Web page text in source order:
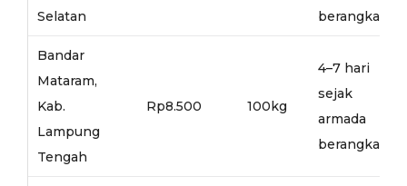
Selatan
berangkat
Bandar
Mataram,
Kab.
Lampung
Tengah
Rp8.500 100kg
4–7 hari
sejak
armada
berangkat